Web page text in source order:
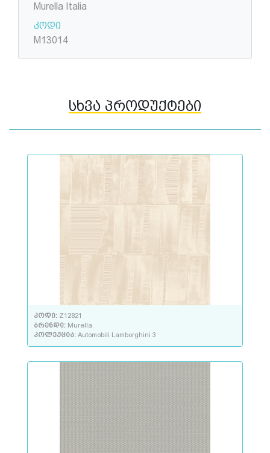
Murella Italia
კოდი
M13014
სხვა პროდუქტები
კოდი: Z12821
ბრენდი: Murella
კოლექცია: Automobili Lamborghini 3